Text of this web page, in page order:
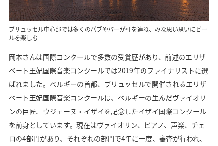
ブリュッセル中心部では多くのパブやバーが軒を連ね、みな思い思いにビー
ルを楽しむ
岡本さんは国際コンクールで多数の受賞歴があり、前述のエリザ
ベート王妃国際音楽コンクールでは2019年のファイナリストに選
ばれました。ベルギーの首都、ブリュッセルで開催されるエリザ
ベート王妃国際音楽コンクールは、ベルギーの生んだヴァイオリ
ンの巨匠、ウジェーヌ・イザイを記念したイザイ国際コンクール
を前身としています。現在はヴァイオリン、ピアノ、声楽、チェ
ロの4部門があり、それぞれの部門で4年に一度、審査が行われ、